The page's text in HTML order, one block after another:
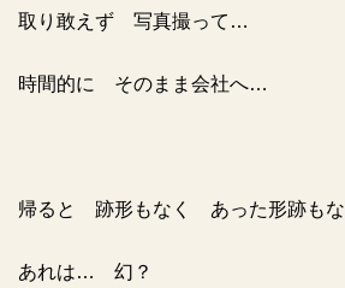
取り敢えず 写真撮って…
時間的に そのまま会社へ…
帰ると 跡形もなく あった形跡もな
あれは… 幻？